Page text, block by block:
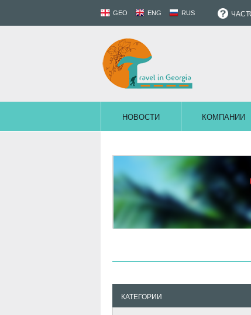
GEO ENG RUS
НОВОСТИ КОМПАНИИ
КАТЕГОРИИ